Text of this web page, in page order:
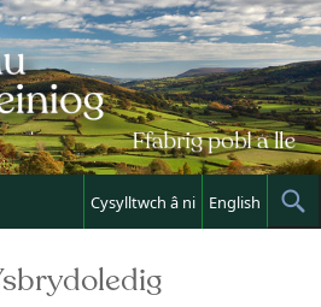
Skip
to
content
Cysylltwch â ni English